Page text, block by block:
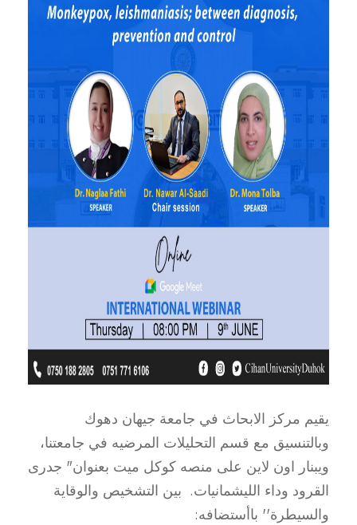
يقيم مركز الابحاث في جامعة جيهان دهوك
وبالتنسيق مع قسم التحليلات المرضيه في جامعتنا،
ويبنار اون لاين على منصه كوكل ميت بعنوان" جدرى
القرود وداء الليشمانيات. بين التشخيص والوقاية
والسيطرة'' باأستضافه: